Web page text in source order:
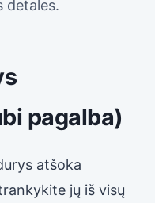
detales.
pagalba)
atšoka
jų iš visų